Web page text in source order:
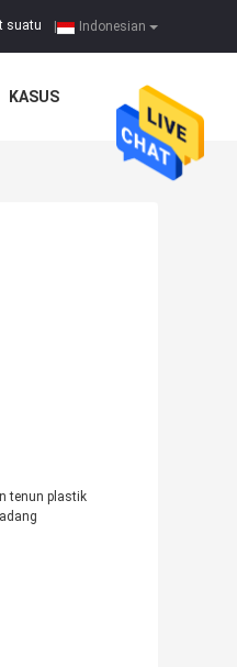
Indonesian
suatu
KASUS
tenun plastik